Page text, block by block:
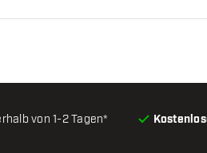
von 1-2 Tagen*